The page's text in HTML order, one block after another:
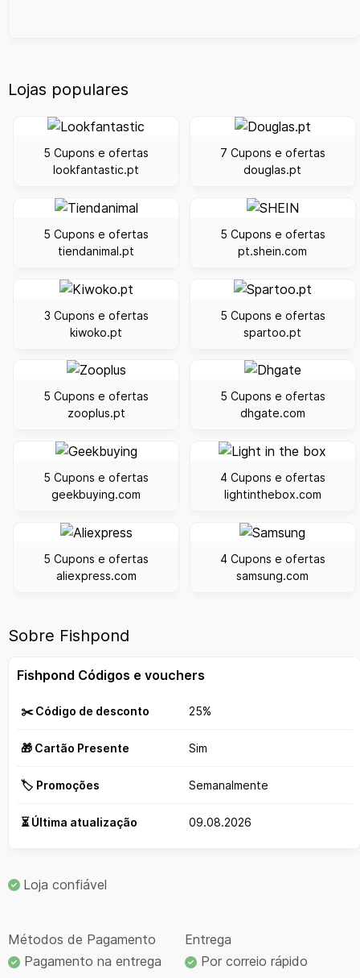
Lojas populares
5 Cupons e ofertas
lookfantastic.pt
7 Cupons e ofertas
douglas.pt
5 Cupons e ofertas
tiendanimal.pt
5 Cupons e ofertas
pt.shein.com
3 Cupons e ofertas
kiwoko.pt
5 Cupons e ofertas
spartoo.pt
5 Cupons e ofertas
zooplus.pt
5 Cupons e ofertas
dhgate.com
5 Cupons e ofertas
geekbuying.com
4 Cupons e ofertas
lightinthebox.com
5 Cupons e ofertas
aliexpress.com
4 Cupons e ofertas
samsung.com
Sobre Fishpond
Fishpond Códigos e vouchers
✂️ Código de desconto 25%
🎁 Cartão Presente Sim
🏷️ Promoções Semanalmente
⏳ Última atualização 09.08.2026
Loja confiável
Métodos de Pagamento
Pagamento na entrega
Entrega
Por correio rápido